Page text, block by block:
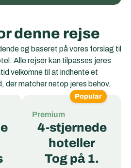
denne rejse
og baseret på vores forslag til
Alle rejser kan tilpasses jeres
velkomne til at indhente et
der matcher netop jeres behov.
Premium
4-stjernede
hoteller
Tog på 1.
Popular